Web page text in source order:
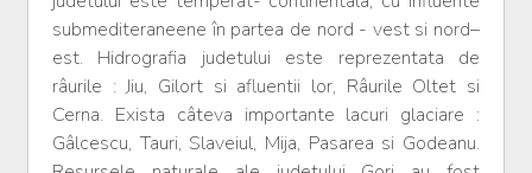
submediteraneene în partea de nord - vest si nord–
est. Hidrografia judetului este reprezentata de
râurile : Jiu, Gilort si afluentii lor, Râurile Oltet si
Cerna. Exista câteva importante lacuri glaciare :
Gâlcescu, Tauri, Slaveiul, Mija, Pasarea si Godeanu.